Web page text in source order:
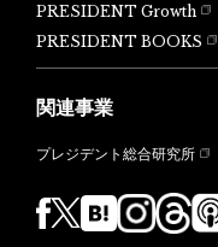
PRESIDENT Growth
PRESIDENT BOOKS
関連事業
プレジデント総合研究所